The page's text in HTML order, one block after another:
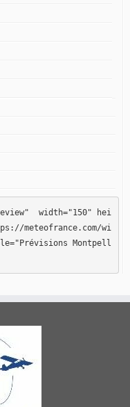
width="150" hei
meteofrance.com/wi
Montpell